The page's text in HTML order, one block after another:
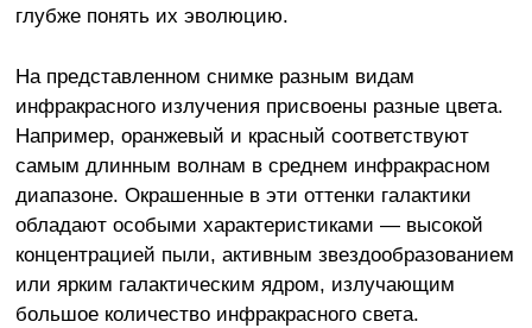
глубже понять их эволюцию.
На представленном снимке разным видам
инфракрасного излучения присвоены разные цвета.
Например, оранжевый и красный соответствуют
самым длинным волнам в среднем инфракрасном
диапазоне. Окрашенные в эти оттенки галактики
обладают особыми характеристиками — высокой
концентрацией пыли, активным звездообразованием
или ярким галактическим ядром, излучающим
большое количество инфракрасного света.